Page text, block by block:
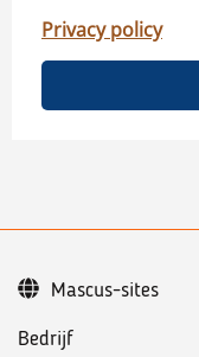
Privacy policy
Bedrijf
Mascus-sites